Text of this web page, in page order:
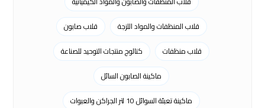
قلاب المنظفات والمواد اللزجة
قلاب صابون
قلاب منظفات
كتالوج منتجات التوحيد للصناعة
ماكينة الصابون السائل
ماكينة تعبئة السوائل 10 لتر الجراكن والعبوات